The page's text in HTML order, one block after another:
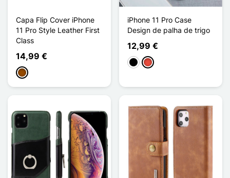
Capa Flip Cover iPhone
11 Pro Style Leather First
Class
14,99 €
Castanho
iPhone 11 Pro Case
Design de palha de trigo
12,99 €
PretoVermelho